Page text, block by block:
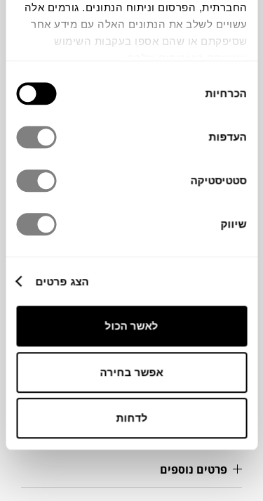
החברתית, הפרסום וניתוח הנתונים. גורמים אלה
עשויים לשלב את הנתונים האלה עם מידע אחר
שסיפקתם או שהם אספו בעקבות השימוש
הסכמה
הכרחיות
העדפות
סטטיסטיקה
שיווק
הצג פרטים
לאשר הכול
אפשר בחירה
לדחות
שולחן קפה מתנפח לגינה או למרפסת, חלק
מסדרה שובבה של שולחנות שנקראת
Dumpty-humpty, למותג
FATBOY. השולחנות
השולחן מונחת פלטת מתכת דקה וקלה עם ציפוי
UV, עם ידית מובנית שמאפשרת להזיז אותה
למים. מגיע עם תיק מילוי לחול להוספת משקל
ויציבות. הוסיפו את השולחן הגדול Dumpty
לצורך ניפוח השולחן יש צורך במשאבה ידנית
מידות
מידע על חומרים
פרטים נוספים